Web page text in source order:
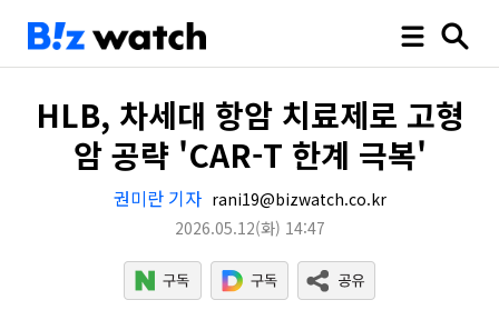
HLB, 차세대 항암 치료제로 고형
암 공략 'CAR-T 한계 극복'
권미란 기자 rani19@bizwatch.co.kr
2026.05.12(화) 14:47